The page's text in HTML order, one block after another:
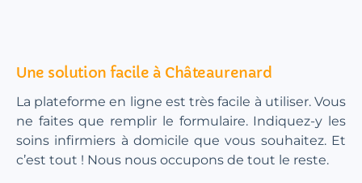
Une solution facile à Châteaurenard
La plateforme en ligne est très facile à utiliser. Vous
ne faites que remplir le formulaire. Indiquez-y les
soins infirmiers à domicile que vous souhaitez. Et
c’est tout ! Nous nous occupons de tout le reste.